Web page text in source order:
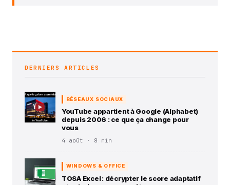
DERNIERS ARTICLES
RÉSEAUX SOCIAUX
YouTube appartient à Google (Alphabet)
depuis 2006 : ce que ça change pour
vous
4 août · 8 min
WINDOWS & OFFICE
TOSA Excel : décrypter le score adaptatif